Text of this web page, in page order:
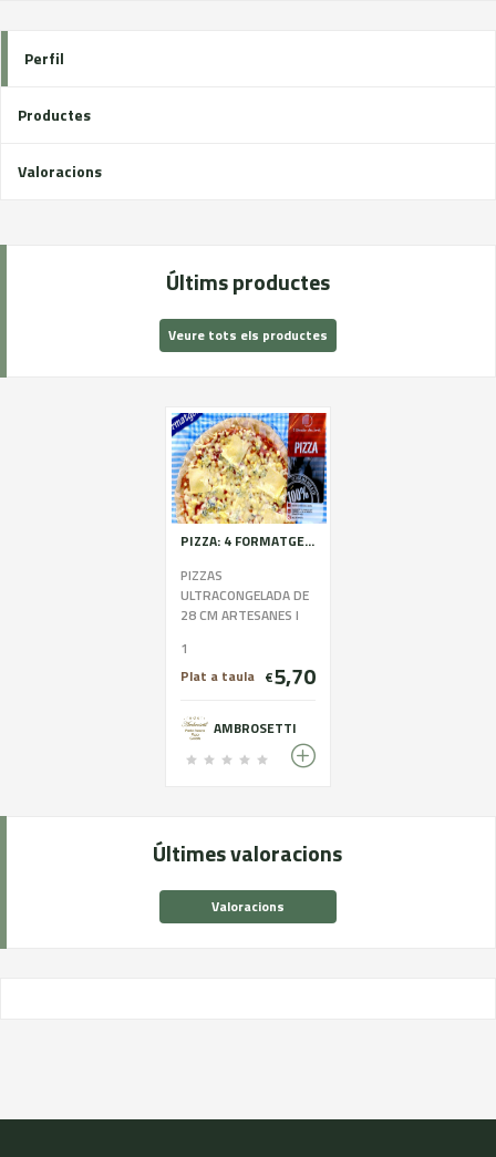
Perfil
Productes
Valoracions
Últims productes
Veure tots els productes
PIZZA: 4 FORMATGES, BACÓ I CEBA, CANSALADA I CABRA, BRIE CABRA GORGONZOLA, PICANT, PERNIL DOLÇ, TONYINA BACÓ I OLIVES, VEGETAL
PIZZAS
ULTRACONGELADA DE
28 CM ARTESANES I
1
Plat a taula €5,70
AMBROSETTI
Últimes valoracions
Valoracions